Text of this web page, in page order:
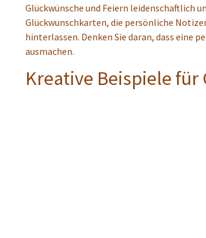
Glückwünsche und Feiern leidenschaftlich
Glückwunschkarten, die persönliche
hinterlassen. Denken Sie daran, dass eine
ausmachen.
Kreative Beispiele für